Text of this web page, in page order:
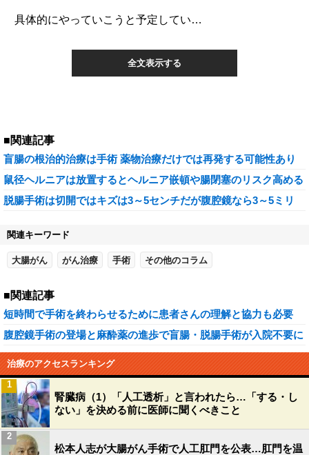
具体的にやっていこうと予定してい…
全文表示する
■関連記事
盲腸の根治的治療は手術 薬物治療だけでは再発する可能性あり
鼠径ヘルニアは放置するとヘルニア嵌頓や腸閉塞のリスク高める
脱腸手術は切開ではキズは3～5センチだが腹腔鏡なら3～5ミリ
関連キーワード
大腸がん がん治療 手術 その他のコラム
■関連記事
短時間で手術を終わらせるために患者さんの理解と協力も必要
腹腔鏡手術の登場と麻酔薬の進歩で盲腸・脱腸手術が入院不要に
治療のアクセスランキング
腎臓病（1）「人工透析」と言われたら…「する・し
ない」を決める前に医師に聞くべきこと
1
松本人志が大腸がん手術で人工肛門を公表…肛門を温
2